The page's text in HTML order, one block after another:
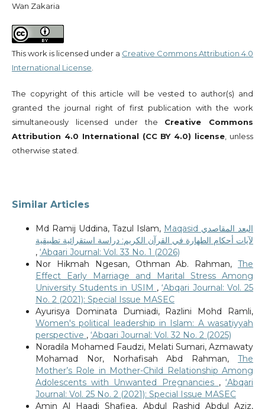
Wan Zakaria
This work is licensed under a Creative Commons Attribution 4.0
International License
The copyright of this article will be vested to author(s) and
granted the journal right of first publication with the work
simultaneously licensed under the Creative Commons
Attribution 4.0 International (CC BY 4.0) license , unless
otherwise stated.
Similar Articles
Md Ramij Uddina, Tazul Islam, Maqasid البعد المقاصدي
لآيات أحكام الطهارة في القرآن الكريم: دراسة استقرائية تطبيقية
, ‘Abqari Journal: Vol. 33 No. 1 (2026)
Nor Hikmah Ngesan, Othman Ab. Rahman,The
Effect Early Marriage and Marital Stress Among
University Students in USIM ,‘Abqari Journal: Vol. 25
No. 2 (2021): Special Issue MASEC
Ayurisya Dominata Dumiadi, Razlini Mohd Ramli,
Women's political leadership in Islam: A wasatiyyah
perspective , ‘Abqari Journal: Vol. 32 No. 2 (2025)
Noradila Mohamed Faudzi, Melati Sumari, Azmawaty
Mohamad Nor, Norhafisah Abd Rahman,The
Mother’s Role in Mother-Child Relationship Among
Adolescents with Unwanted Pregnancies ,‘Abqari
Journal: Vol. 25 No. 2 (2021): Special Issue MASEC
Amin Al Haadi Shafiea, Abdul Rashid Abdul Aziz,